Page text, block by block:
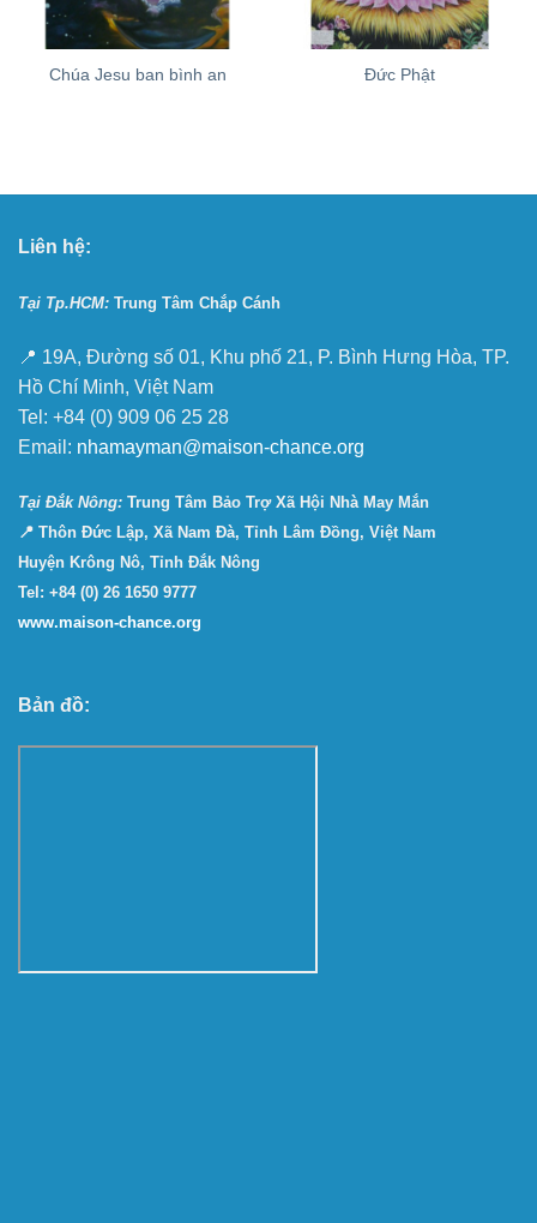
Chúa Jesu ban bình an Đức Phật
Liên hệ:
Tại Tp.HCM: Trung Tâm Chắp Cánh
📍 19A, Đường số 01, Khu phố 21, P. Bình Hưng Hòa, TP.
Hồ Chí Minh, Việt Nam
Tel: +84 (0) 909 06 25 28
Email: nhamayman@maison-chance.org
Tại Ðắk Nông: Trung Tâm Bảo Trợ Xã Hội Nhà May Mắn
📍 Thôn Đức Lập, Xã Nam Đà, Tỉnh Lâm Đồng, Việt Nam
Huyện Krông Nô, Tỉnh Đắk Nông
Tel: +84 (0) 26 1650 9777
www.maison-chance.org
Bản đồ: